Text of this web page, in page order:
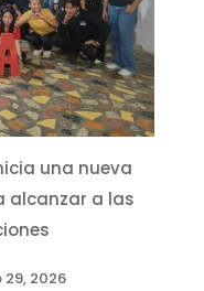
una nueva
alcanzar a las
29, 2026